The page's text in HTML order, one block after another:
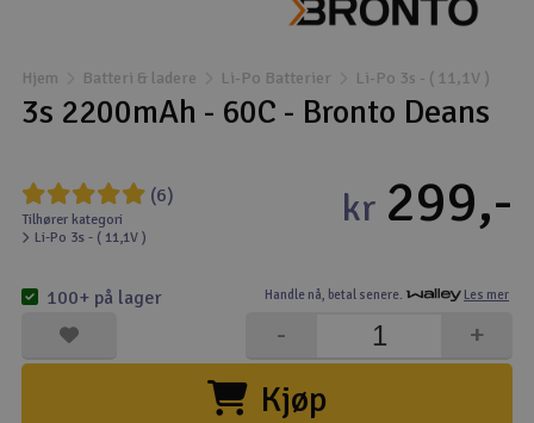
Droner
Fly
Helikopter
Kamerautstyr
Modellbygging, LEGO & byggesett
Hjem Batteri & ladere Li-Po Batterier Li-Po 3s - ( 11,1V )
3s 2200mAh - 60C - Bronto Deans
(6)
Tilhører kategori
Li-Po 3s - ( 11,1V )
Handle nå, betal senere. Les mer
kr 299,-
Kjøp
+
-
100+ på lager